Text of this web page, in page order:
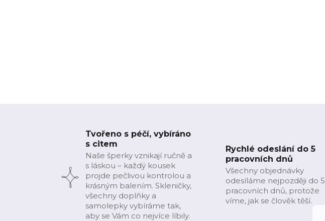
Tvořeno s péčí, vybíráno
s citem
Naše šperky vznikají ručně a
s láskou – každý kousek
projde pečlivou kontrolou a
krásným balením. Skleničky,
všechny doplňky a
samolepky vybíráme tak,
aby se Vám co nejvíce líbily.
Rychlé odeslání do 5
pracovních dnů
Všechny objednávky
odesíláme nejpozději do 5
pracovních dnů, protože
víme, jak se člověk těší.